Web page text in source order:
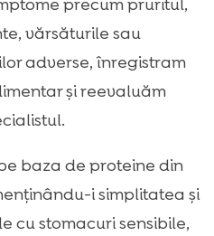
precum pruritul,
vărsăturile sau
adverse, înregistram
și reevaluăm
baza de proteine din
i simplitatea și
cu stomacuri sensibile,